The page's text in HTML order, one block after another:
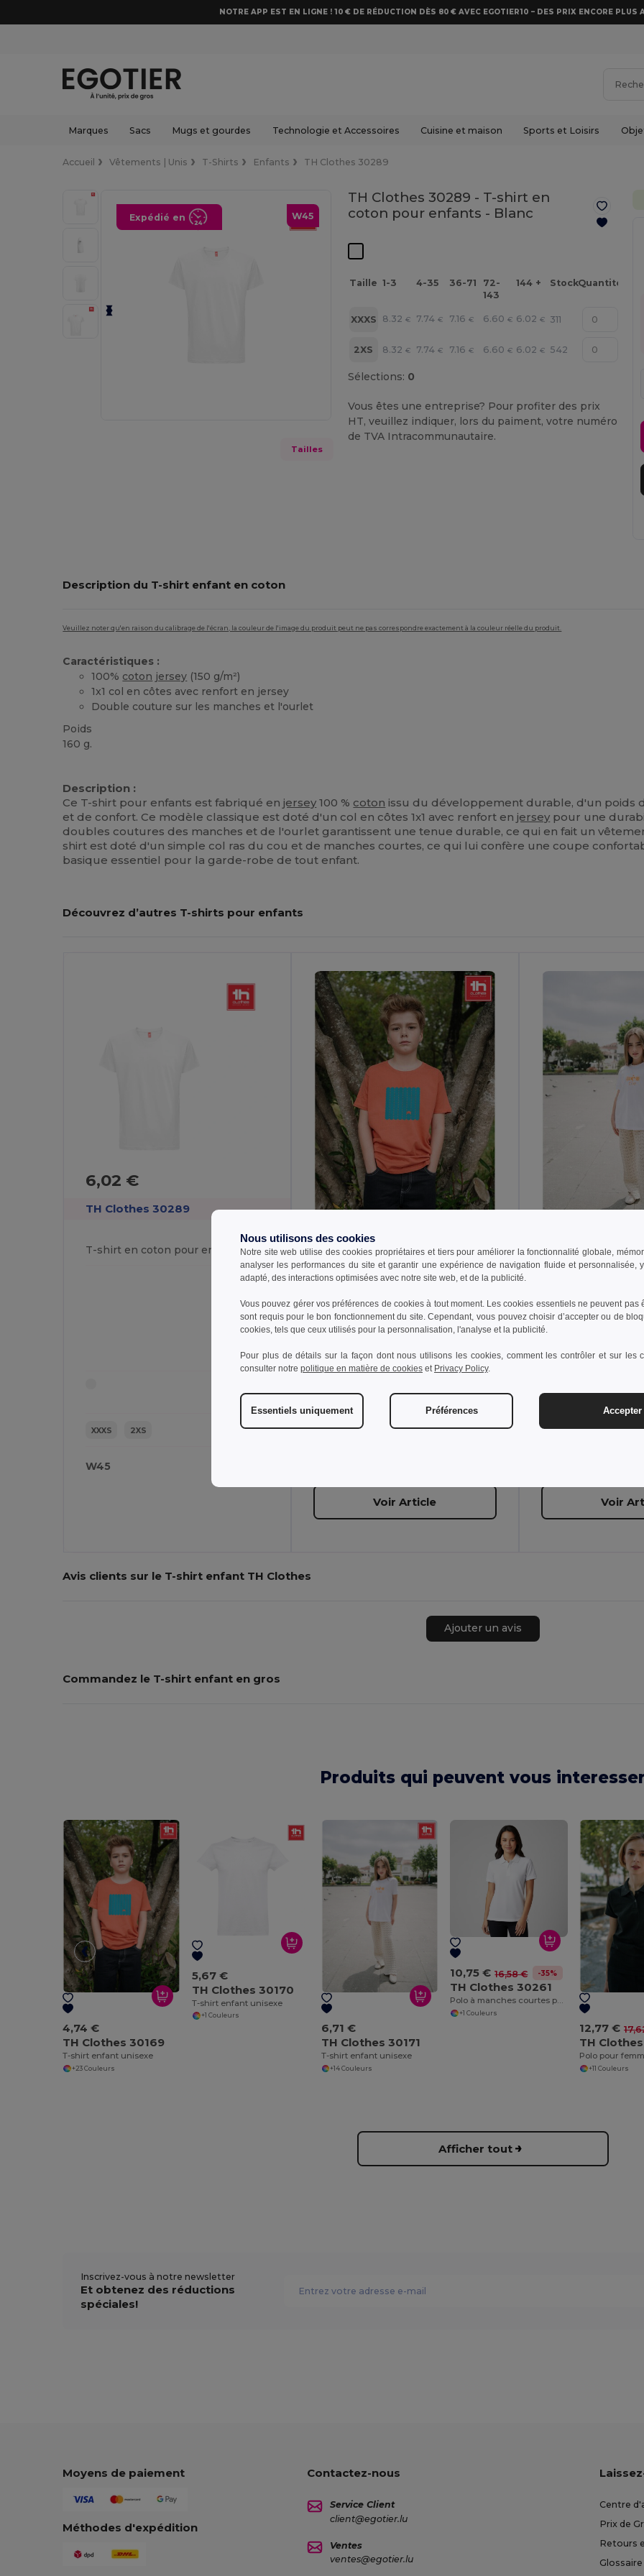
NOTRE APP EST EN LIGNE ! 10 € DE RÉDUCTION DÈS 80 € AVEC EGOTIER10 – DES PRIX ENCORE PLUS
Marques Sacs Mugs et gourdes Technologie et Accessoires Cuisine et maison Sports et Loisirs
Accueil Vêtements | Unis T-Shirts Enfants TH Clothes 30289
W45
Expédié en
Tailles
TH Clothes 30289 - T-shirt en
coton pour enfants - Blanc
Taille 1-3 4-35 36-71
72-
143
144 + StockQuantité
XXXS 8.32 € 7.74 € 7.16 € 6.60 € 6.02 € 311
2XS 8.32 € 7.74 € 7.16 € 6.60 € 6.02 € 542
Sélections: 0
Vous êtes une entreprise? Pour profiter des prix
HT, veuillez indiquer, lors du paiment, votre numéro
de TVA Intracommunautaire.
Description du T-shirt enfant en coton
Veuillez noter qu'en raison du calibrage de l'écran, la couleur de l'image du produit peut ne pas correspondre exactement à la couleur réelle du produit.
Caractéristiques :
100% coton jersey (150 g/m²)
1x1 col en côtes avec renfort en jersey
Double couture sur les manches et l'ourlet
Poids
160 g.
Description :
Ce T-shirt pour enfants est fabriqué enjersey 100 % coton issu du développement durable, d'un poids
et de confort. Ce modèle classique est doté d'un col en côtes 1x1 avec renfort enjersey pour une
doubles coutures des manches et de l'ourlet garantissent une tenue durable, ce qui en fait un
shirt est doté d'un simple col ras du cou et de manches courtes, ce qui lui confère une coupe
basique essentiel pour la garde-robe de tout enfant.
Découvrez d’autres T-shirts pour enfants
Personnalisez-
6,02 €
TH Clothes 30289
T-shirt en coton pour enfants
XXXS 2XS
W45
4,74 €
TH Clothes 30169
T-shirt enfant unisexe
+15 Couleurs
10 12 4 6 8
Voir Article
6,71 €
T-shirt enfant
10 12 2 4
Voir
Avis clients sur le T-shirt enfant TH Clothes
Ajouter un avis
Commandez le T-shirt enfant en gros
Produits qui peuvent vous
4,74 €
TH Clothes 30169
T-shirt enfant unisexe
+23 Couleurs
5,67 €
TH Clothes 30170
T-shirt enfant unisexe
+1 Couleurs
6,71 €
TH Clothes 30171
T-shirt enfant unisexe
+14 Couleurs
10,75 € 16,58 € -35%
TH Clothes 30261
Polo à manches courtes pour femmes en coton cardé
+1 Couleurs
12,77 €
TH
Polo pour
+11 Couleurs
Afficher tout
Inscrivez-vous à notre newsletter
Et obtenez des réductions
spéciales!
Moyens de paiement
Méthodes d'expédition
Contactez-nous
Service Client
client@egotier.lu
Ventes
ventes@egotier.lu
Centre
Prix de
Retours
Glossaire
Nous utilisons des cookies
Notre site web utilise des cookies propriétaires et tiers pour améliorer la fonctionnalité globale,
analyser les performances du site et garantir une expérience de navigation fluide et personnalisée,
adapté, des interactions optimisées avec notre site web, et de la publicité.
Vous pouvez gérer vos préférences de cookies à tout moment. Les cookies essentiels ne peuvent pas
sont requis pour le bon fonctionnement du site. Cependant, vous pouvez choisir d’accepter ou de
cookies, tels que ceux utilisés pour la personnalisation, l'analyse et la publicité.
Pour plus de détails sur la façon dont nous utilisons les cookies, comment les contrôler et sur les
consulter notre politique en matière de cookies et Privacy Policy.
Essentiels uniquement Préférences